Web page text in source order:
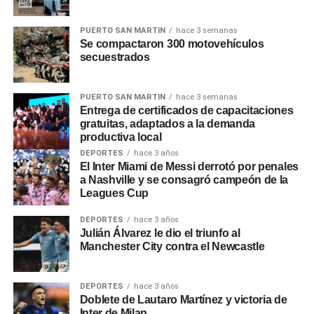
mucho, hace cuatro años que esperaba este momento”.
Después de que la Cámara de Casación ratificara en marzo
las penas para los ocho acusados por el asesinato de
Báez Sosa, Máximo Thomsen eligió a Francisco Oneto, ex
candidato a vicegobernador bonaerense por La Libertad
Avanza como su nuevo abogado con la esperanza de
revertir su condena a prisión perpetua.
Las nuevas estrategias de Thomsen y Benicelli, con
abogados diferentes, coinciden en un punto: criticar el
trabajo de su letrado anterior, Hugo Tomei, que los habría
dejado en un estado de «indefensión» judicial al privilegiar
la estrategia unificada por sobre los roles individuales.
El pacto de silencio no se quebró cuando los jueces del
TOC N°1 condenaron en febrero de 2023 a Thomsen,
Matías Benicelli, Enzo Comelli y Luciano y Ciro Pertossi a
prisión perpetua por homicidio agravado por premeditación
PUERTO SAN MARTIN hace 3 semanas
Se compactaron 300 motovehículos
secuestrados
PUERTO SAN MARTIN hace 3 semanas
Entrega de certificados de capacitaciones
gratuitas, adaptados a la demanda
productiva local
DEPORTES hace 3 años
El Inter Miami de Messi derrotó por penales
a Nashville y se consagró campeón de la
Leagues Cup
DEPORTES hace 3 años
Julián Álvarez le dio el triunfo al
Manchester City contra el Newcastle
DEPORTES hace 3 años
Doblete de Lautaro Martínez y victoria de